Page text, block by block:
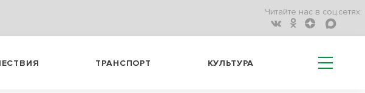
Читайте нас в соц.сетях:
ТРАНСПОРТ КУЛЬТУРА